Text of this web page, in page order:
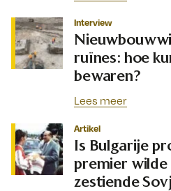
Interview
ruïnes: hoe
bewaren?
Lees meer
Artikel
Is Bulgarije
premier wilde
zestiende